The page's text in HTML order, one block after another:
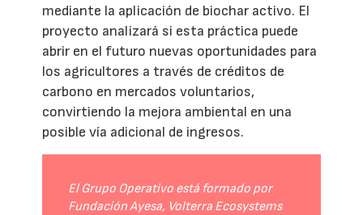
mediante la aplicación de biochar activo. El
proyecto analizará si esta práctica puede
abrir en el futuro nuevas oportunidades para
los agricultores a través de créditos de
carbono en mercados voluntarios,
convirtiendo la mejora ambiental en una
posible vía adicional de ingresos.
El Grupo Operativo está formado por
Fundación Ayesa, Volterra Ecosystems